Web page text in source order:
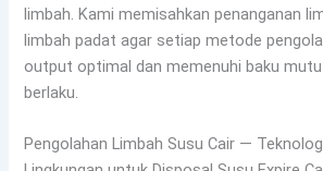
limbah. Kami memisahkan penanganan
limbah padat agar setiap metode
output optimal dan memenuhi baku mutu
berlaku.
Pengolahan Limbah Susu Cair —